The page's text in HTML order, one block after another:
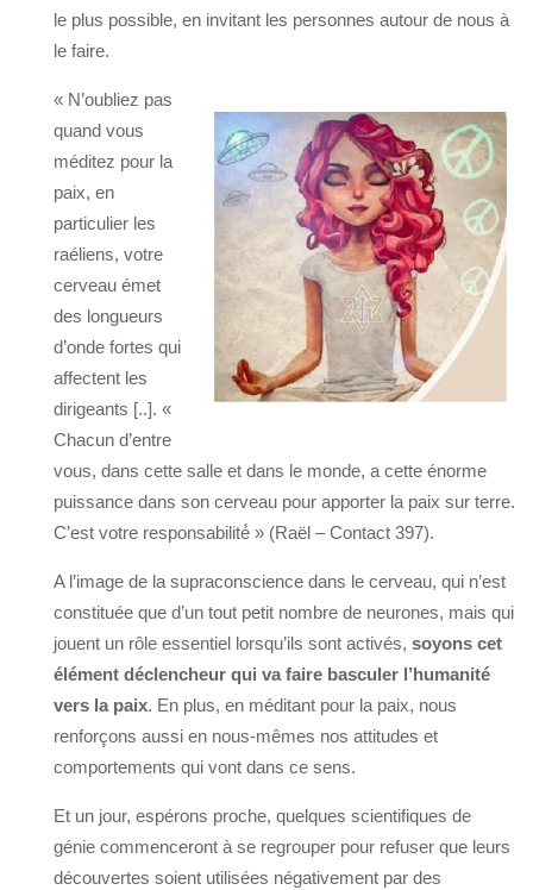
le plus possible, en invitant les personnes autour de nous à
le faire.
« N’oubliez pas
quand vous
méditez pour la
paix, en
particulier les
raéliens, votre
cerveau émet
des longueurs
d’onde fortes qui
affectent les
dirigeants [..]. «
Chacun d’entre
vous, dans cette salle et dans le monde, a cette énorme
puissance dans son cerveau pour apporter la paix sur terre.
C’est votre responsabilité́ » (Raël – Contact 397).
A l’image de la supraconscience dans le cerveau, qui n’est
constituée que d’un tout petit nombre de neurones, mais qui
jouent un rôle essentiel lorsqu’ils sont activés, soyons cet
élément déclencheur qui va faire basculer l’humanité
vers la paix. En plus, en méditant pour la paix, nous
renforçons aussi en nous-mêmes nos attitudes et
comportements qui vont dans ce sens.
Et un jour, espérons proche, quelques scientifiques de
génie commenceront à se regrouper pour refuser que leurs
découvertes soient utilisées négativement par des